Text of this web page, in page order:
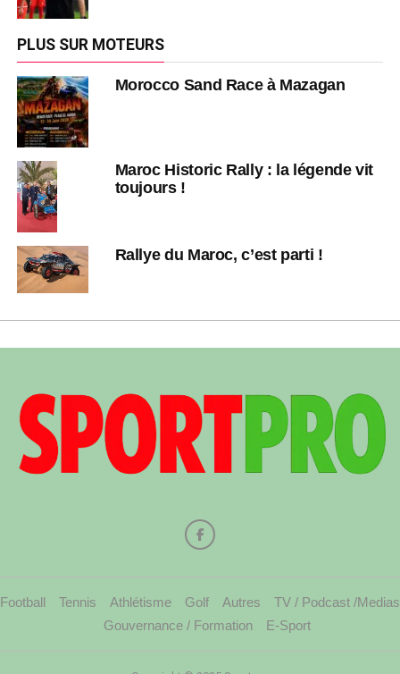
PLUS SUR MOTEURS
Morocco Sand Race à Mazagan
Maroc Historic Rally : la légende vit
toujours !
Rallye du Maroc, c’est parti !
Football Tennis Athlétisme Golf Autres
TV / Podcast /Medias
Gouvernance / Formation
E-Sport